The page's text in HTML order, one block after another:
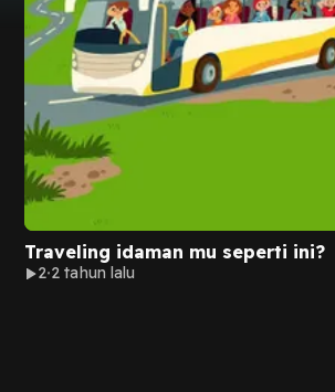
Traveling idaman mu seperti ini?
2 2 tahun lalu